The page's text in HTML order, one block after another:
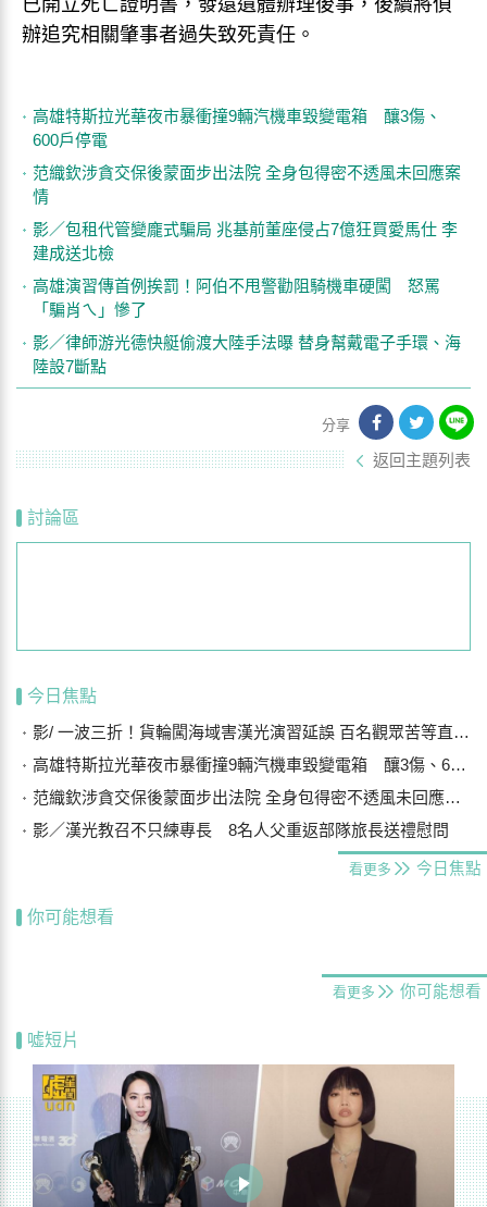
已開立死亡證明書，發還遺體辦理後事，後續將偵
辦追究相關肇事者過失致死責任。
高雄特斯拉光華夜市暴衝撞9輛汽機車毀變電箱 釀3傷、
600戶停電
范織欽涉貪交保後蒙面步出法院 全身包得密不透風未回應案
情
影／包租代管變龐式騙局 兆基前董座侵占7億狂買愛馬仕 李
建成送北檢
高雄演習傳首例挨罰！阿伯不甩警勸阻騎機車硬闖 怒罵
「騙肖ㄟ」慘了
影／律師游光德快艇偷渡大陸手法曝 替身幫戴電子手環、海
陸設7斷點
分享
返回主題列表
討論區
今日焦點
影/ 一波三折！貨輪闖海域害漢光演習延誤 百名觀眾苦等直呼可惜
高雄特斯拉光華夜市暴衝撞9輛汽機車毀變電箱 釀3傷、600戶停電
范織欽涉貪交保後蒙面步出法院 全身包得密不透風未回應案情
影／漢光教召不只練專長 8名人父重返部隊旅長送禮慰問
看更多 今日焦點
你可能想看
看更多 你可能想看
噓短片